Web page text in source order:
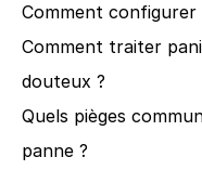
Comment
Comment traiter
douteux ?
Quels pièges
panne ?